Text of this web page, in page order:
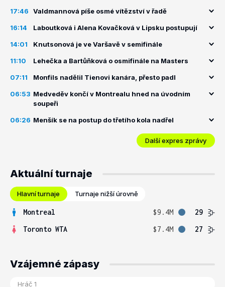
17:46 Valdmannová píše osmé vítězství v řadě
16:14 Laboutková i Alena Kovačková v Lipsku postupují
14:01 Knutsonová je ve Varšavě v semifinále
11:10 Lehečka a Bartůňková o osmifinále na Masters
07:11 Monfils nadělil Tienovi kanára, přesto padl
06:53 Medveděv končí v Montrealu hned na úvodním
soupeři
06:26 Menšík se na postup do třetího kola nadřel
Další expres zprávy
Aktuální turnaje
Hlavní turnaje Turnaje nižší úrovně
Montreal $9.4M
29
Toronto WTA
$7.4M 27
Vzájemné zápasy